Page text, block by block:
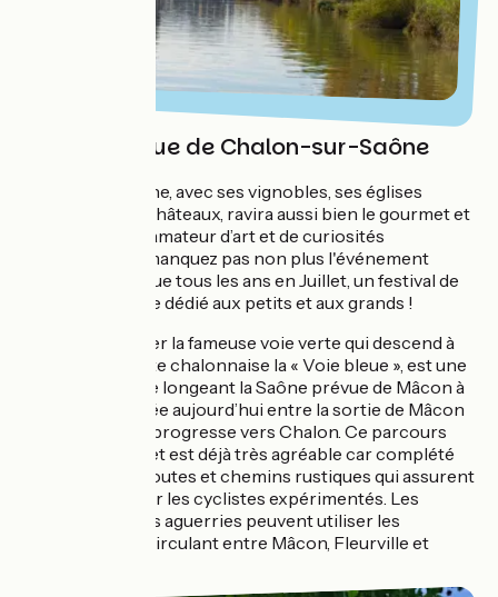
Ville historique de Chalon-sur-Saône
Chalon-sur-Saône, avec ses vignobles, ses églises
romanes et ses châteaux, ravira aussi bien le gourmet et
l’œnophile que l’amateur d’art et de curiosités
historiques. Ne manquez pas non plus l'événement
Châlon dans la Rue tous les ans en Juillet, un festival de
spectacles de rue dédié aux petits et aux grands !
Venant compléter la fameuse voie verte qui descend à
Mâcon par la Côte chalonnaise la « Voie bleue », est une
voie verte fluviale longeant la Saône prévue de Mâcon à
Talmay. Aménagée aujourd’hui entre la sortie de Mâcon
et Fleurville, elle progresse vers Chalon. Ce parcours
encore incomplet est déjà très agréable car complété
par des petites routes et chemins rustiques qui assurent
la continuité pour les cyclistes expérimentés. Les
familles les moins aguerries peuvent utiliser les
nombreux TER circulant entre Mâcon, Fleurville et